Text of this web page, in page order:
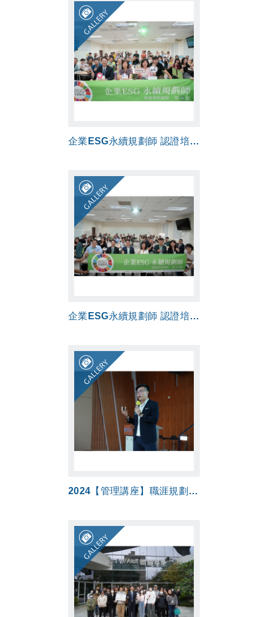
GALLERY
企業ESG永續規劃師 認證培訓課程 第16期
GALLERY
企業ESG永續規劃師 認證培訓課程 第13期
GALLERY
2024【管理講座】職涯規劃講座
GALLERY